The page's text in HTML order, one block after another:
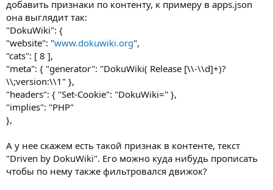
добавить признаки по контенту, к примеру в apps.json
она выглядит так:
"DokuWiki": {
"website": "www.dokuwiki.org",
"cats": [ 8 ],
"meta": { "generator": "DokuWiki( Release [\\-\\d]+)?
\\;version:\\1" },
"headers": { "Set-Cookie": "DokuWiki=" },
"implies": "PHP"
},
А у нее скажем есть такой признак в контенте, текст
"Driven by DokuWiki". Его можно куда нибудь прописать
чтобы по нему также фильтровался движок?